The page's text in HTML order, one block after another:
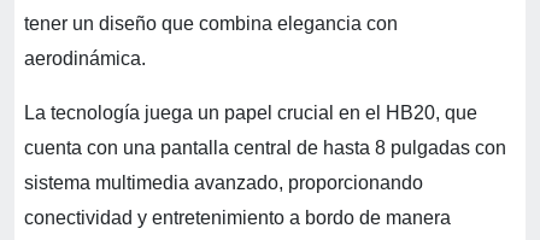
tener un diseño que combina elegancia con
aerodinámica.
La tecnología juega un papel crucial en el HB20, que
cuenta con una pantalla central de hasta 8 pulgadas con
sistema multimedia avanzado, proporcionando
conectividad y entretenimiento a bordo de manera